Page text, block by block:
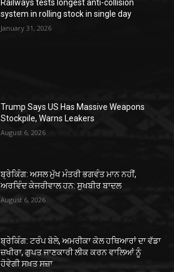
Railways tests longest anti-collision
system in rolling stock in single day
January 31, 2026
Trump Says US Has Massive Weapons
Stockpile, Warns Leakers
August 6, 2026
ਬ੍ਰੇਕਿੰਗ: ਅਸਲ ਮੁੱਖ ਮੰਤਰੀ ਭਗਵੰਤ ਮਾਨ ਨਹੀਂ,
ਅਰਵਿੰਦ ਕੇਜਰੀਵਾਲ ਹਨ: ਸੁਖਬੀਰ ਬਾਦਲ
August 6, 2026
ਬ੍ਰੇਕਿੰਗ: ਟਰੰਪ ਬੋਲੇ, ਅਮਰੀਕਾ ਕੋਲ ਹਥਿਆਰਾਂ ਦਾ ਵੱਡਾ
ਜ਼ਖੀਰਾ, ਗੁਪਤ ਜਾਣਕਾਰੀ ਲੀਕ ਕਰਨ ਵਾਲਿਆਂ ਨੂੰ
ਹੋਵੇਗੀ ਸਖ਼ਤ ਸਜ਼ਾ